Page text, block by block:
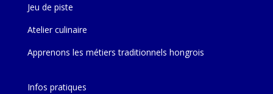
Jeu de piste
Atelier culinaire
Apprenons les métiers traditionnels hongrois
Infos pratiques